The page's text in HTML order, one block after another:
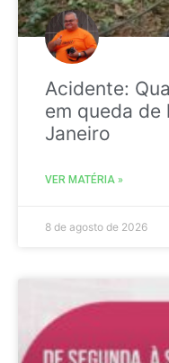
Acidente:
em queda de
Janeiro
VER MATÉRIA »
8 de agosto de 2026